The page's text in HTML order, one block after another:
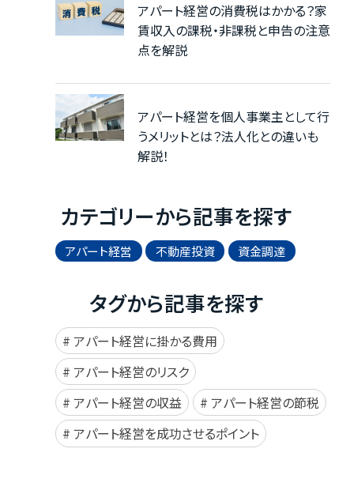
アパート経営の消費税はかかる？家
賃収入の課税・非課税と申告の注意
点を解説
アパート経営を個人事業主として行
うメリットとは？法人化との違いも
解説！
カテゴリーから記事を探す
アパート経営 不動産投資 資金調達
タグから記事を探す
アパート経営に掛かる費用
アパート経営のリスク
アパート経営の収益
アパート経営の節税
アパート経営を成功させるポイント